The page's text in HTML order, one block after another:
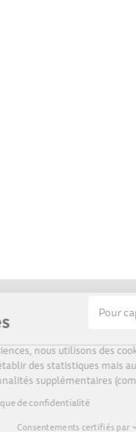
Sur Echosciences,
audience, établir des
de fonctionnalités
Lire la politique de